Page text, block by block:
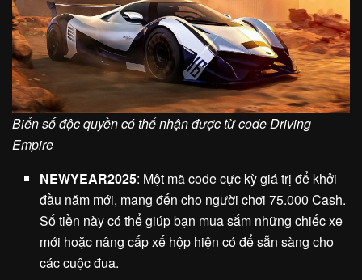
Biển số độc quyền có thể nhận được từ code Driving
Empire
NEWYEAR2025: Một mã code cực kỳ giá trị để khởi
đầu năm mới, mang đến cho người chơi 75.000 Cash.
Số tiền này có thể giúp bạn mua sắm những chiếc xe
mới hoặc nâng cấp xế hộp hiện có để sẵn sàng cho
các cuộc đua.